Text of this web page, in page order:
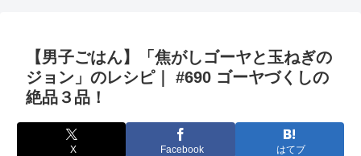
【男子ごはん】「焦がしゴーヤと玉ねぎの
ジョン」のレシピ｜ #690 ゴーヤづくしの
絶品３品！
X Facebook はてブ